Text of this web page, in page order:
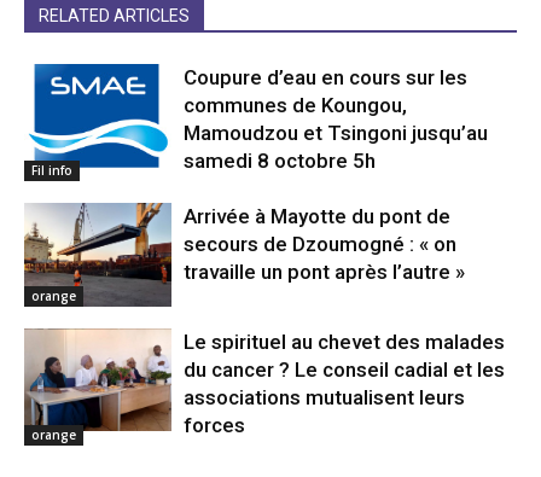
RELATED ARTICLES
Fil info
Coupure d’eau en cours sur les
communes de Koungou,
Mamoudzou et Tsingoni jusqu’au
samedi 8 octobre 5h
orange
Arrivée à Mayotte du pont de
secours de Dzoumogné : « on
travaille un pont après l’autre »
orange
Le spirituel au chevet des malades
du cancer ? Le conseil cadial et les
associations mutualisent leurs
forces